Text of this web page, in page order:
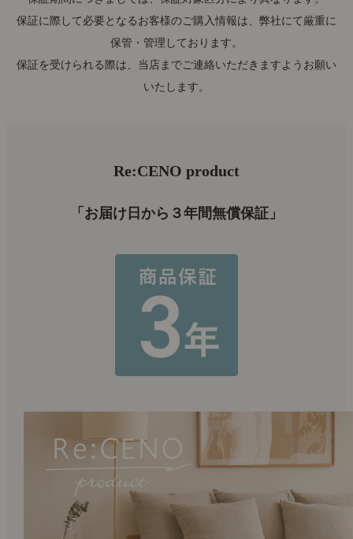
保証に際して必要となるお客様のご購入情報は、弊社にて厳重に
保管・管理しております。
保証を受けられる際は、当店までご連絡いただきますようお願い
いたします。
Re:CENO product
「お届け日から３年間無償保証」